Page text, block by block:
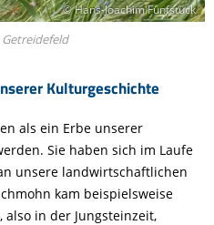
Kulturgeschichte
© Hans-Joachim Fünfstück
als ein Erbe unserer
Sie haben sich im Laufe
unsere landwirtschaftlichen
kam beispielsweise
also in der Jungsteinzeit,